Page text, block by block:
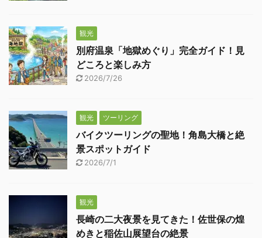
観光
別府温泉「地獄めぐり」完全ガイド！見
どころと楽しみ方
2026/7/26
観光 ツーリング
バイクツーリングの聖地！角島大橋と絶
景スポットガイド
2026/7/1
観光
長崎の二大夜景を見てきた！佐世保の煌
めきと稲佐山展望台の絶景